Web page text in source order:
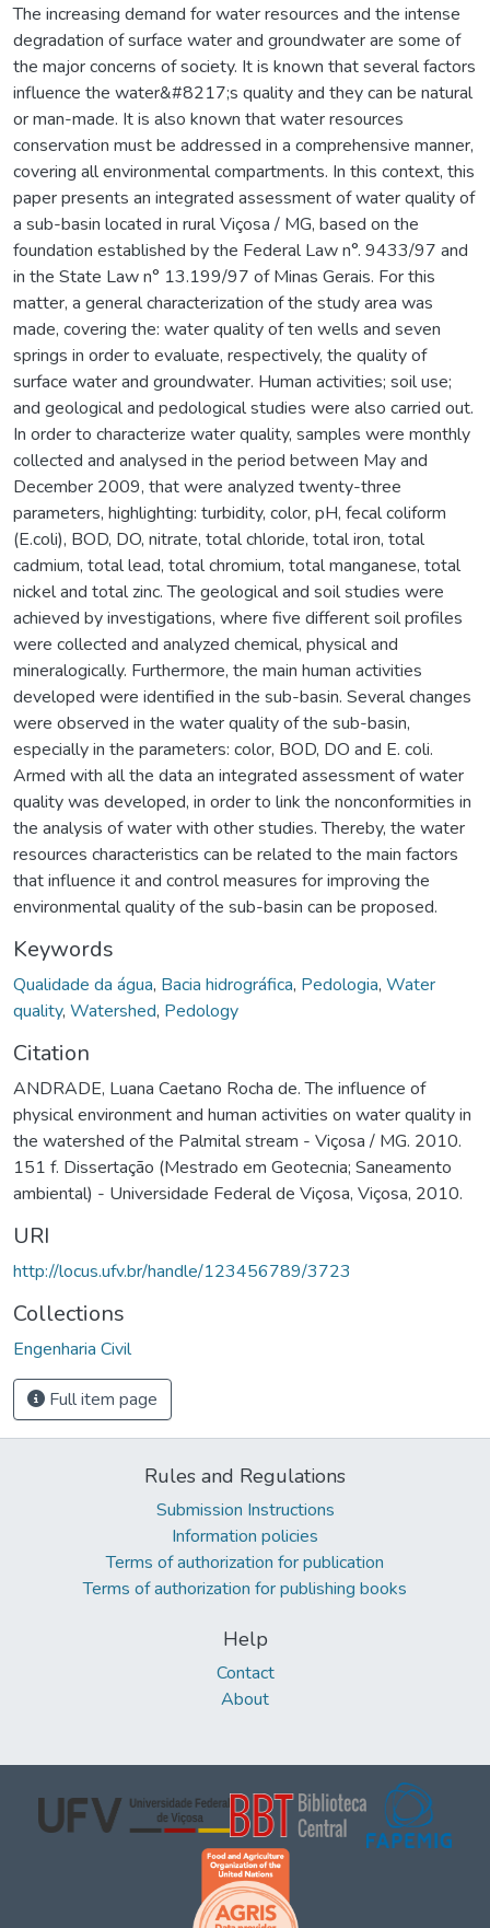
The increasing demand for water resources and the intense
degradation of surface water and groundwater are some of
the major concerns of society. It is known that several factors
influence the water&#8217;s quality and they can be natural
or man-made. It is also known that water resources
conservation must be addressed in a comprehensive manner,
covering all environmental compartments. In this context, this
paper presents an integrated assessment of water quality of
a sub-basin located in rural Viçosa / MG, based on the
foundation established by the Federal Law n°. 9433/97 and
in the State Law n° 13.199/97 of Minas Gerais. For this
matter, a general characterization of the study area was
made, covering the: water quality of ten wells and seven
springs in order to evaluate, respectively, the quality of
surface water and groundwater. Human activities; soil use;
and geological and pedological studies were also carried out.
In order to characterize water quality, samples were monthly
collected and analysed in the period between May and
December 2009, that were analyzed twenty-three
parameters, highlighting: turbidity, color, pH, fecal coliform
(E.coli), BOD, DO, nitrate, total chloride, total iron, total
cadmium, total lead, total chromium, total manganese, total
nickel and total zinc. The geological and soil studies were
achieved by investigations, where five different soil profiles
were collected and analyzed chemical, physical and
mineralogically. Furthermore, the main human activities
developed were identified in the sub-basin. Several changes
were observed in the water quality of the sub-basin,
especially in the parameters: color, BOD, DO and E. coli.
Armed with all the data an integrated assessment of water
quality was developed, in order to link the nonconformities in
the analysis of water with other studies. Thereby, the water
resources characteristics can be related to the main factors
that influence it and control measures for improving the
environmental quality of the sub-basin can be proposed.
Keywords
Qualidade da água, Bacia hidrográfica, Pedologia, Water
quality, Watershed, Pedology
Citation
ANDRADE, Luana Caetano Rocha de. The influence of
physical environment and human activities on water quality in
the watershed of the Palmital stream - Viçosa / MG. 2010.
151 f. Dissertação (Mestrado em Geotecnia; Saneamento
ambiental) - Universidade Federal de Viçosa, Viçosa, 2010.
URI
http://locus.ufv.br/handle/123456789/3723
Collections
Engenharia Civil
Full item page
Rules and Regulations
Submission Instructions
Information policies
Terms of authorization for publication
Terms of authorization for publishing books
Help
Contact
About